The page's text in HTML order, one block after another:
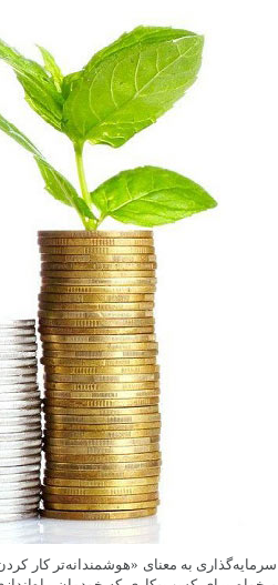
سرمایه‌گذاری به معنای «هوشمندانه‌تر کار